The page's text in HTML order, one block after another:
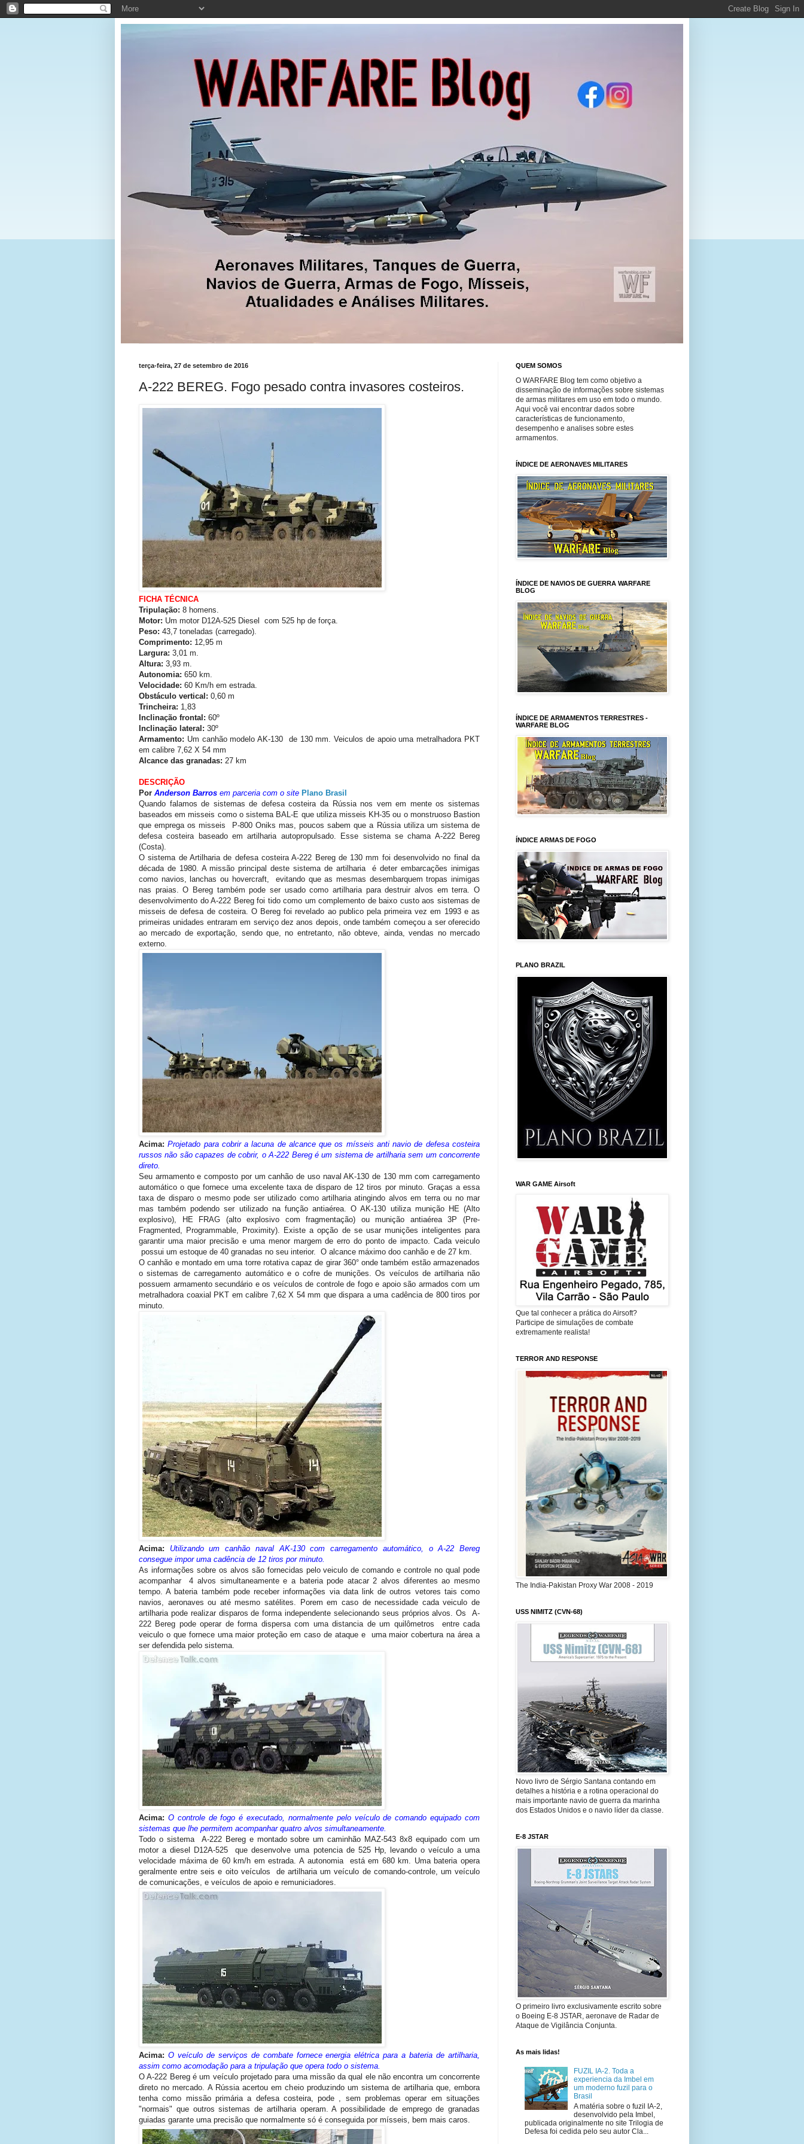
terça-feira, 27 de setembro de 2016
A-222 BEREG. Fogo pesado contra invasores costeiros.
FICHA TÉCNICA
Tripulação: 8 homens.
Motor: Um motor D12A-525 Diesel com 525 hp de força.
Peso: 43,7 toneladas (carregado).
Comprimento: 12,95 m
Largura: 3,01 m.
Altura: 3,93 m.
Autonomia: 650 km.
Velocidade: 60 Km/h em estrada.
Obstáculo vertical: 0,60 m
Trincheira: 1,83
Inclinação frontal: 60º
Inclinação lateral: 30º
Armamento: Um canhão modelo AK-130 de 130 mm. Veiculos de apoio uma metralhadora PKT
em calibre 7,62 X 54 mm
Alcance das granadas: 27 km
DESCRIÇÃO
Por Anderson Barros em parceria com o site Plano Brasil
Quando falamos de sistemas de defesa costeira da Rússia nos vem em mente os sistemas
baseados em misseis como o sistema BAL-E que utiliza misseis KH-35 ou o monstruoso Bastion
que emprega os misseis P-800 Oniks mas, poucos sabem que a Rússia utiliza um sistema de
defesa costeira baseado em artilharia autopropulsado. Esse sistema se chama A-222 Bereg
(Costa).
O sistema de Artilharia de defesa costeira A-222 Bereg de 130 mm foi desenvolvido no final da
década de 1980. A missão principal deste sistema de artilharia é deter embarcações inimigas
como navios, lanchas ou hovercraft, evitando que as mesmas desembarquem tropas inimigas
nas praias. O Bereg também pode ser usado como artilharia para destruir alvos em terra. O
desenvolvimento do A-222 Bereg foi tido como um complemento de baixo custo aos sistemas de
misseis de defesa de costeira. O Bereg foi revelado ao publico pela primeira vez em 1993 e as
primeiras unidades entraram em serviço dez anos depois, onde também começou a ser oferecido
ao mercado de exportação, sendo que, no entretanto, não obteve, ainda, vendas no mercado
externo.
Acima:Projetado para cobrir a lacuna de alcance que os mísseis anti navio de defesa costeira
russos não são capazes de cobrir, o A-222 Bereg é um sistema de artilharia sem um concorrente
direto.
Seu armamento e composto por um canhão de uso naval AK-130 de 130 mm com carregamento
automático o que fornece uma excelente taxa de disparo de 12 tiros por minuto. Graças a essa
taxa de disparo o mesmo pode ser utilizado como artilharia atingindo alvos em terra ou no mar
mas também podendo ser utilizado na função antiaérea. O AK-130 utiliza munição HE (Alto
explosivo), HE FRAG (alto explosivo com fragmentação) ou munição antiaérea 3P (Pre-
Fragmented, Programmable, Proximity). Existe a opção de se usar munições inteligentes para
garantir uma maior precisão e uma menor margem de erro do ponto de impacto. Cada veiculo
possui um estoque de 40 granadas no seu interior. O alcance máximo doo canhão e de 27 km.
O canhão e montado em uma torre rotativa capaz de girar 360° onde também estão armazenados
o sistemas de carregamento automático e o cofre de munições. Os veículos de artilharia não
possuem armamento secundário e os veículos de controle de fogo e apoio são armados com um
metralhadora coaxial PKT em calibre 7,62 X 54 mm que dispara a uma cadência de 800 tiros por
minuto.
Acima: Utilizando um canhão naval AK-130 com carregamento automático, o A-22 Bereg
consegue impor uma cadência de 12 tiros por minuto.
As informações sobre os alvos são fornecidas pelo veiculo de comando e controle no qual pode
acompanhar 4 alvos simultaneamente e a bateria pode atacar 2 alvos diferentes ao mesmo
tempo. A bateria também pode receber informações via data link de outros vetores tais como
navios, aeronaves ou até mesmo satélites. Porem em caso de necessidade cada veiculo de
artilharia pode realizar disparos de forma independente selecionando seus próprios alvos. Os A-
222 Bereg pode operar de forma dispersa com uma distancia de um quilômetros entre cada
veiculo o que fornece uma maior proteção em caso de ataque e uma maior cobertura na área a
ser defendida pelo sistema.
Acima: O controle de fogo é executado, normalmente pelo veículo de comando equipado com
sistemas que lhe permitem acompanhar quatro alvos simultaneamente.
Todo o sistema A-222 Bereg e montado sobre um caminhão MAZ-543 8x8 equipado com um
motor a diesel D12A-525 que desenvolve uma potencia de 525 Hp, levando o veículo a uma
velocidade máxima de 60 km/h em estrada. A autonomia está em 680 km. Uma bateria opera
geralmente entre seis e oito veículos de artilharia um veículo de comando-controle, um veículo
de comunicações, e veículos de apoio e remuniciadores.
Acima: O veículo de serviços de combate fornece energia elétrica para a bateria de artilharia,
assim como acomodação para a tripulação que opera todo o sistema.
O A-222 Bereg é um veículo projetado para uma missão da qual ele não encontra um concorrente
direto no mercado. A Rússia acertou em cheio produzindo um sistema de artilharia que, embora
tenha como missão primária a defesa costeira, pode , sem problemas operar em situações
"normais" que outros sistemas de artilharia operam. A possibilidade de emprego de granadas
guiadas garante uma precisão que normalmente só é conseguida por mísseis, bem mais caros.
QUEM SOMOS
O WARFARE Blog tem como objetivo a
disseminação de informações sobre sistemas
de armas militares em uso em todo o mundo.
Aqui você vai encontrar dados sobre
características de funcionamento,
desempenho e analises sobre estes
armamentos.
ÍNDICE DE AERONAVES MILITARES
ÍNDICE DE NAVIOS DE GUERRA WARFARE
BLOG
ÍNDICE DE ARMAMENTOS TERRESTRES -
WARFARE BLOG
ÍNDICE ARMAS DE FOGO
PLANO BRAZIL
WAR GAME Airsoft
Que tal conhecer a prática do Airsoft?
Participe de simulações de combate
extremamente realista!
TERROR AND RESPONSE
The India-Pakistan Proxy War 2008 - 2019
USS NIMITZ (CVN-68)
Novo livro de Sérgio Santana contando em
detalhes a história e a rotina operacional do
mais importante navio de guerra da marinha
dos Estados Unidos e o navio líder da classe.
E-8 JSTAR
O primeiro livro exclusivamente escrito sobre
o Boeing E-8 JSTAR, aeronave de Radar de
Ataque de Vigilância Conjunta.
As mais lidas!
FUZIL IA-2. Toda a
experiencia da Imbel em
um moderno fuzil para o
Brasil
A matéria sobre o fuzil IA-2,
desenvolvido pela Imbel,
publicada originalmente no site Trilogia de
Defesa foi cedida pelo seu autor Cla...